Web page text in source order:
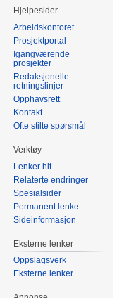
Hjelpesider
Arbeidskontoret
Prosjektportal
Igangværende
prosjekter
Redaksjonelle
retningslinjer
Opphavsrett
Kontakt
Ofte stilte spørsmål
Verktøy
Lenker hit
Relaterte endringer
Spesialsider
Permanent lenke
Sideinformasjon
Eksterne lenker
Oppslagsverk
Eksterne lenker